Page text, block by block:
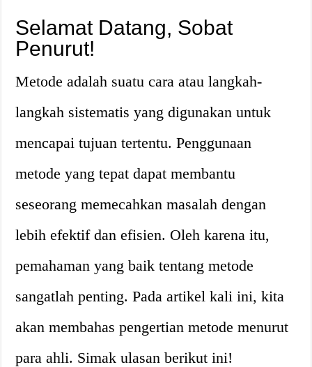
Selamat Datang, Sobat
Penurut!
Metode adalah suatu cara atau langkah-
langkah sistematis yang digunakan untuk
mencapai tujuan tertentu. Penggunaan
metode yang tepat dapat membantu
seseorang memecahkan masalah dengan
lebih efektif dan efisien. Oleh karena itu,
pemahaman yang baik tentang metode
sangatlah penting. Pada artikel kali ini, kita
akan membahas pengertian metode menurut
para ahli. Simak ulasan berikut ini!